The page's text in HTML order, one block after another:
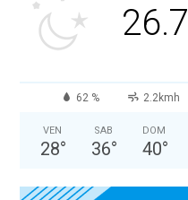
26.7
62 % 2.2kmh
VEN
28°
SAB
36°
DOM
40°